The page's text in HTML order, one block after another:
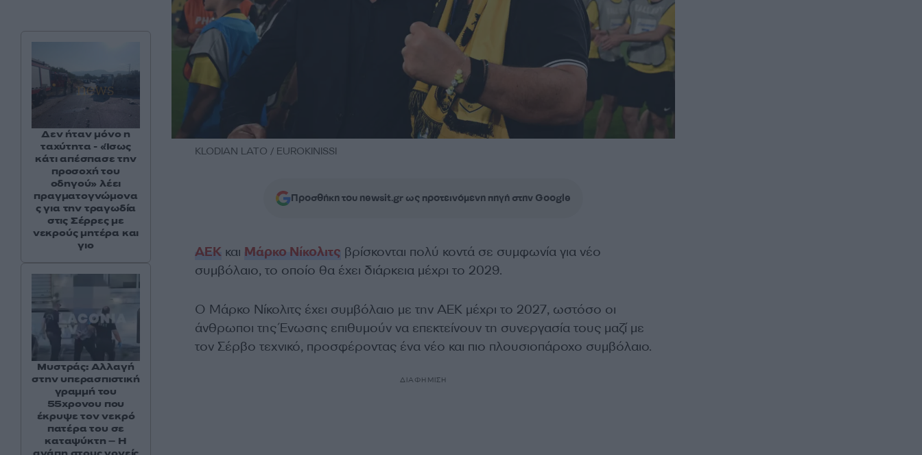
KLODIAN LATO / EUROKINISSI
Προσθήκη του newsit.gr ως προτεινόμενη πηγή στην Google
ΑΕΚκαι Μάρκο Νίκολιτς βρίσκονται πολύ κοντά σε συμφωνία για νέο
συμβόλαιο, το οποίο θα έχει διάρκεια μέχρι το 2029.
Ο Μάρκο Νίκολιτς έχει συμβόλαιο με την ΑΕΚ μέχρι το 2027, ωστόσο οι
άνθρωποι της Ένωσης επιθυμούν να επεκτείνουν τη συνεργασία τους μαζί με
τον Σέρβο τεχνικό, προσφέροντας ένα νέο και πιο πλουσιοπάροχο συμβόλαιο.
ΔΙΑΦΗΜΙΣΗ
Δεν ήταν μόνο η
ταχύτητα - «Ίσως
κάτι απέσπασε την
προσοχή του
οδηγού» λέει
πραγματογνώμονα
ς για την τραγωδία
στις Σέρρες με
νεκρούς μητέρα και
γιο
Μυστράς: Αλλαγή
στην υπερασπιστική
γραμμή του
55χρονου που
έκρυψε τον νεκρό
πατέρα του σε
καταψύκτη – Η